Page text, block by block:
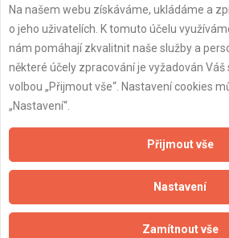
Důležité
Zpracování a ochrana
Zásady pro používání
Obchodní podmínky
Na našem webu získáváme, ukládáme a
o jeho uživatelích. K tomuto účelu
nám pomáhají zkvalitnit naše služby a
některé účely zpracování je vyžadován
volbou „Přijmout vše“. Nastavení cookies
„Nastavení“.
Přijmout vše
Nastavení
Zamítnout vše